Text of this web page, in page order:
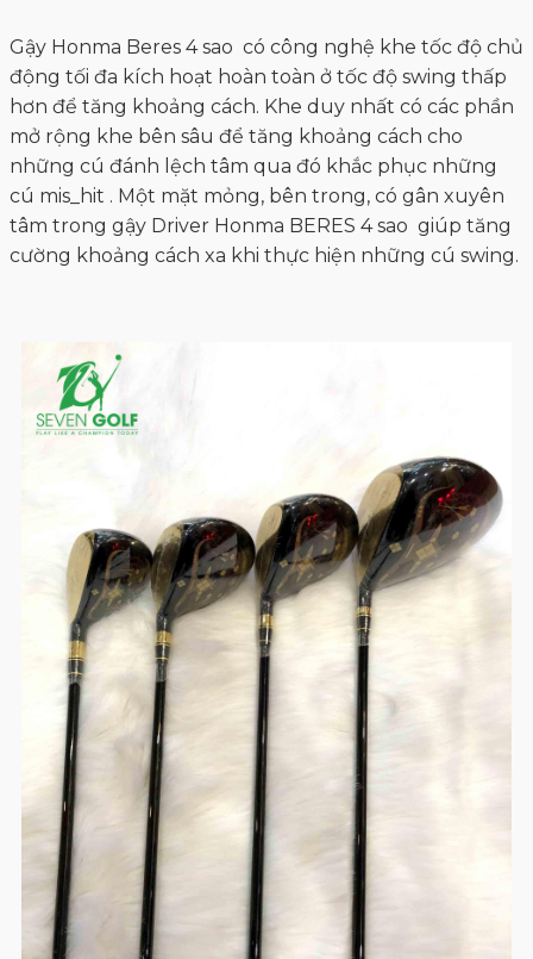
Gậy Honma Beres 4 sao có công nghệ khe tốc độ chủ
động tối đa kích hoạt hoàn toàn ở tốc độ swing thấp
hơn để tăng khoảng cách. Khe duy nhất có các phần
mở rộng khe bên sâu để tăng khoảng cách cho
những cú đánh lệch tâm qua đó khắc phục những
cú mis_hit . Một mặt mỏng, bên trong, có gân xuyên
tâm trong gậy Driver Honma BERES 4 sao giúp tăng
cường khoảng cách xa khi thực hiện những cú swing.